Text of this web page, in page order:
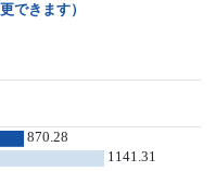
できます）
870.28
1141.31